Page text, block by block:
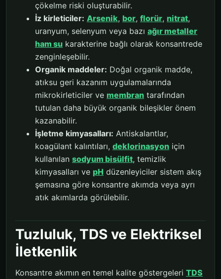
çökelme riski oluşturabilir.
İz kirleticiler: Arsenik, bor, florür, nitrat,
uranyum, selenyum veya bazı ağır metaller
ham su karakterine bağlı olarak konsantrede
zenginleşebilir.
Organik maddeler: Doğal organik madde,
atıksu geri kazanım uygulamalarında
mikrokirleticiler ve membran tarafından
tutulan daha büyük organik bileşikler önem
kazanabilir.
İşletme kimyasalları: Antiskalantlar,
koagülant kalıntıları, deklorinasyon için
kullanılan sodyum bisülfit, temizlik
kimyasalları ve pH düzenleyiciler sistem akış
şemasına göre konsantre akımda veya ayrı
atık akımlarda görülebilir.
Tuzluluk, TDS ve Elektriksel
İletkenlik
Konsantre akımın en temel kalite göstergeleri TDS